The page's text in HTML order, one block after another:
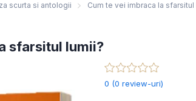
scurta si antologii Cum te vei imbraca la sfarsitul
sfarsitul lumii?
0 (0 review-uri)